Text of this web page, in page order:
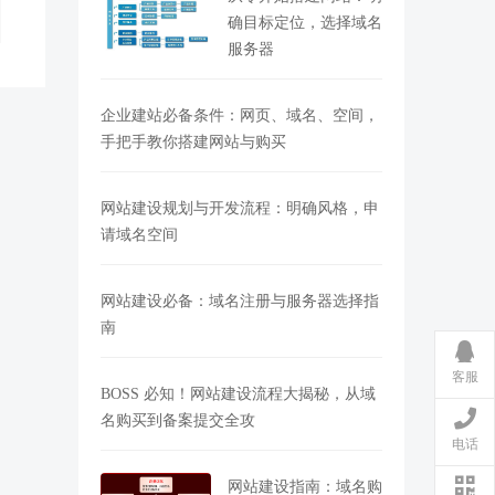
确目标定位，选择域名
服务器
企业建站必备条件：网页、域名、空间，
手把手教你搭建网站与购买
网站建设规划与开发流程：明确风格，申
请域名空间
网站建设必备：域名注册与服务器选择指
南
BOSS 必知！网站建设流程大揭秘，从域
名购买到备案提交全攻
网站建设指南：域名购
客服
电话